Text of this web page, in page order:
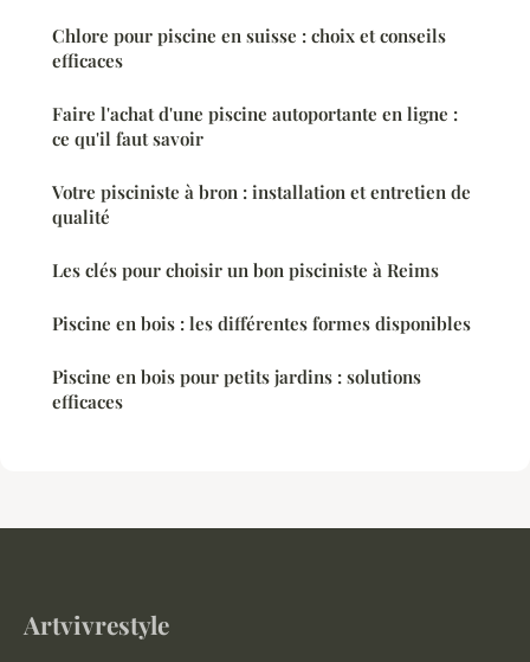
Chlore pour piscine en suisse : choix et conseils
efficaces
Faire l'achat d'une piscine autoportante en ligne :
ce qu'il faut savoir
Votre pisciniste à bron : installation et entretien de
qualité
Les clés pour choisir un bon pisciniste à Reims
Piscine en bois : les différentes formes disponibles
Piscine en bois pour petits jardins : solutions
efficaces
Artvivrestyle